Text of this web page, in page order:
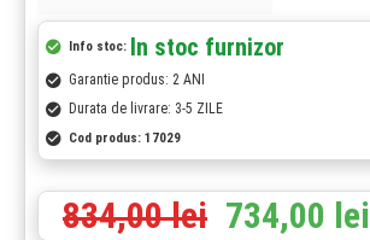
Info stoc: In stoc furnizor
Garantie produs: 2 ANI
Durata de livrare: 3-5 ZILE
Cod produs: 17029
734,00 lei
834,00 lei